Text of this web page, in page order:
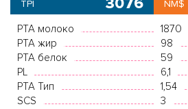
TPI
3076 NM$
PTA молоко
1870
PTA жир
98
PTA белок
59
PL
6,1
PTA Тип
1,54
SCS
3